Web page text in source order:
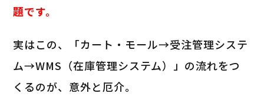
題です。
実はこの、「カート・モール→受注管理システ
ム→WMS（在庫管理システム）」の流れをつ
くるのが、意外と厄介。